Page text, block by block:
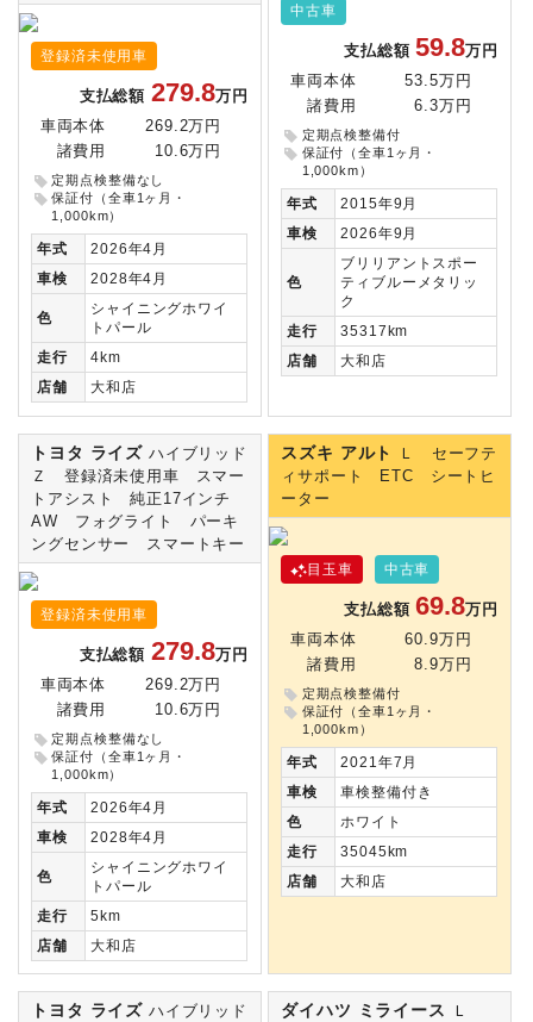
登録済未使用車
支払総額 279.8万円
車両本体
269.2万円
諸費用
10.6万円
定期点検整備なし
保証付（全車1ヶ月・
1,000km）
年式
2026年4月
車検
2028年4月
色
シャイニングホワイ
トパール
走行
4km
店舗
大和店
中古車
支払総額59.8万円
車両本体
53.5万円
諸費用
6.3万円
定期点検整備付
保証付（全車1ヶ月・
1,000km）
年式
2015年9月
車検
2026年9月
色
ブリリアントスポー
ティブルーメタリッ
ク
走行
35317km
店舗
大和店
トヨタ ライズ ハイブリッド
Ｚ 登録済未使用車 スマー
トアシスト 純正17インチ
AW フォグライト パーキ
ングセンサー スマートキー
登録済未使用車
支払総額 279.8万円
車両本体
269.2万円
諸費用
10.6万円
定期点検整備なし
保証付（全車1ヶ月・
1,000km）
年式
2026年4月
車検
2028年4月
色
シャイニングホワイ
トパール
走行
5km
店舗
大和店
スズキ アルト
Ｌ セーフテ
ィサポート ETC シートヒ
ーター
目玉車 中古車
支払総額69.8万円
車両本体
60.9万円
諸費用
8.9万円
定期点検整備付
保証付（全車1ヶ月・
1,000km）
年式
2021年7月
車検
車検整備付き
色
ホワイト
走行
35045km
店舗
大和店
トヨタ ライズ ハイブリッド
ダイハツ ミライース
Ｌ